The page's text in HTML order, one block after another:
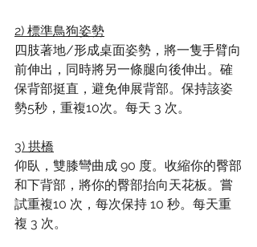
2) 標準鳥狗姿勢
四肢著地/形成桌面姿勢，將一隻手臂向
前伸出，同時將另一條腿向後伸出。確
保背部挺直，避免伸展背部。保持該姿
勢5秒，重複10次。每天 3 次。
3) 拱橋
仰臥，雙膝彎曲成 90 度。收縮你的臀部
和下背部，將你的臀部抬向天花板。嘗
試重複10 次，每次保持 10 秒。每天重
複 3 次。